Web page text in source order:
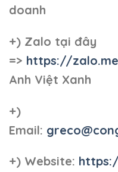
doanh
+) Zalo tại đây
=> https://
Anh Việt Xanh
+)
Email:
+) Website: